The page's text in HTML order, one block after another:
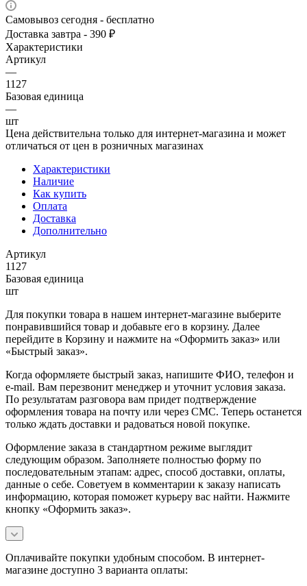
Самовывоз сегодня - бесплатно
Доставка завтра - 390 ₽
Характеристики
Артикул
—
1127
Базовая единица
—
шт
Цена действительна только для интернет-магазина и может
отличаться от цен в розничных магазинах
Характеристики
Наличие
Как купить
Оплата
Доставка
Дополнительно
Артикул
1127
Базовая единица
шт
Для покупки товара в нашем интернет-магазине выберите
понравившийся товар и добавьте его в корзину. Далее
перейдите в Корзину и нажмите на «Оформить заказ» или
«Быстрый заказ».
Когда оформляете быстрый заказ, напишите ФИО, телефон и
e-mail. Вам перезвонит менеджер и уточнит условия заказа.
По результатам разговора вам придет подтверждение
оформления товара на почту или через СМС. Теперь останется
только ждать доставки и радоваться новой покупке.
Оформление заказа в стандартном режиме выглядит
следующим образом. Заполняете полностью форму по
последовательным этапам: адрес, способ доставки, оплаты,
данные о себе. Советуем в комментарии к заказу написать
информацию, которая поможет курьеру вас найти. Нажмите
кнопку «Оформить заказ».
Оплачивайте покупки удобным способом. В интернет-
магазине доступно 3 варианта оплаты: